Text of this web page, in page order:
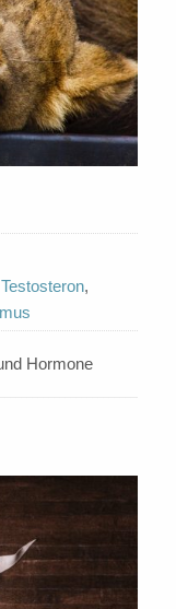
Testosteron,
Hormone